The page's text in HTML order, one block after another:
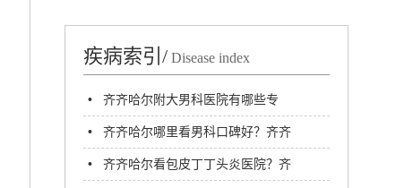
疾病索引/ Disease index
• 齐齐哈尔附大男科医院有哪些专
家?
• 齐齐哈尔哪里看男科口碑好？齐齐
哈尔附大男科医院
• 齐齐哈尔看包皮丁丁头炎医院？齐